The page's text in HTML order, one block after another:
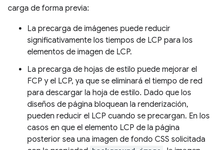
carga de forma previa:
La precarga de imágenes puede reducir
significativamente los tiempos de LCP para los
elementos de imagen de LCP.
La precarga de hojas de estilo puede mejorar el
FCP y el LCP, ya que se eliminará el tiempo de red
para descargar la hoja de estilo. Dado que los
diseños de página bloquean la renderización,
pueden reducir el LCP cuando se precargan. En los
casos en que el elemento LCP de la página
posterior sea una imagen de fondo CSS solicitada